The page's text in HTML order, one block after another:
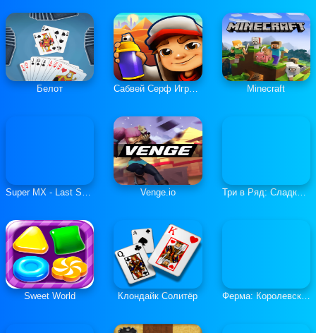
Белот Сабвей Серф Играть Онлайн Minecraft
Super MX - Last Season Venge.io Три в Ряд: Сладкие Загадки
Sweet World Клондайк Солитёр Ферма: Королевская История